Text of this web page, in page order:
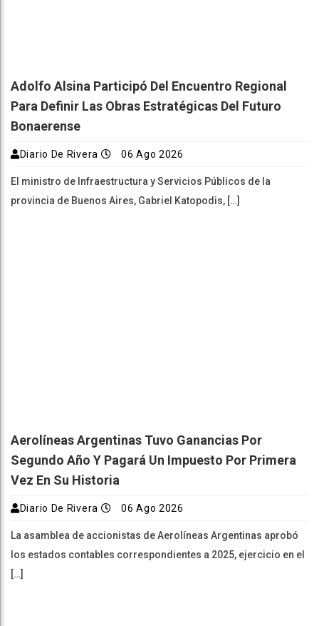
Adolfo Alsina Participó Del Encuentro Regional
Para Definir Las Obras Estratégicas Del Futuro
Bonaerense
Diario De Rivera 06 Ago 2026
El ministro de Infraestructura y Servicios Públicos de la
provincia de Buenos Aires, Gabriel Katopodis, […]
Aerolíneas Argentinas Tuvo Ganancias Por
Segundo Año Y Pagará Un Impuesto Por Primera
Vez En Su Historia
Diario De Rivera 06 Ago 2026
La asamblea de accionistas de Aerolíneas Argentinas aprobó
los estados contables correspondientes a 2025, ejercicio en el
[…]